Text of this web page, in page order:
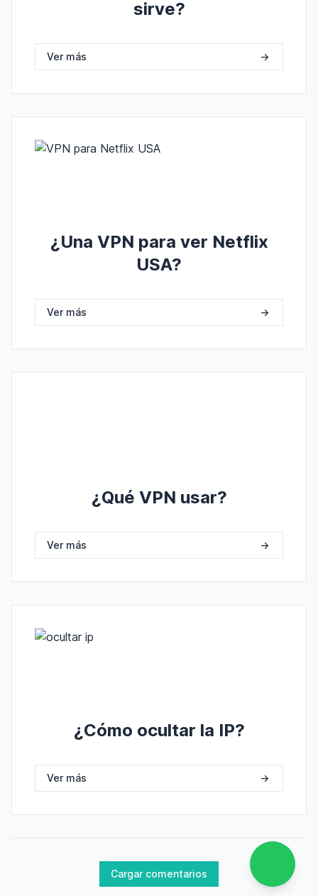
sirve?
Ver más ->
¿Una VPN para ver Netflix
USA?
Ver más ->
¿Qué VPN usar?
Ver más ->
¿Cómo ocultar la IP?
Ver más ->
Cargar comentarios